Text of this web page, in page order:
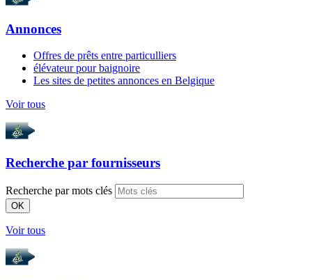
Annonces
Offres de prêts entre particulliers
élévateur pour baignoire
Les sites de petites annonces en Belgique
Voir tous
Recherche par fournisseurs
Recherche par mots clés
OK
Voir tous